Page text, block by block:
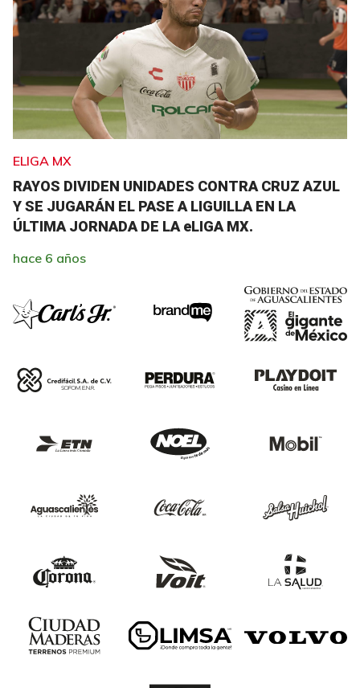
ELIGA MX
RAYOS DIVIDEN UNIDADES CONTRA CRUZ AZUL
Y SE JUGARÁN EL PASE A LIGUILLA EN LA
ÚLTIMA JORNADA DE LA eLIGA MX.
hace 6 años